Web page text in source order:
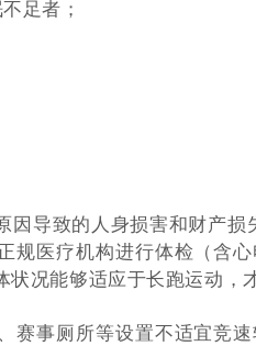
足者；
因导致的人身损害和财产
规医疗机构进行体检（含
况能够适应于长跑运动，
赛事厕所等设置不适宜竞